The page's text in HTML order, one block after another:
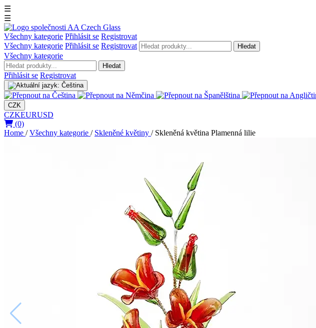
☰
☰
Všechny kategorie Přihlásit se Registrovat
Všechny kategorie Přihlásit se Registrovat Hledat
Všechny kategorie
Hledat
Přihlásit se Registrovat
CZK
CZKEURUSD
(0)
Home / Všechny kategorie / Skleněné květiny / Skleněná květina Plamenná lilie